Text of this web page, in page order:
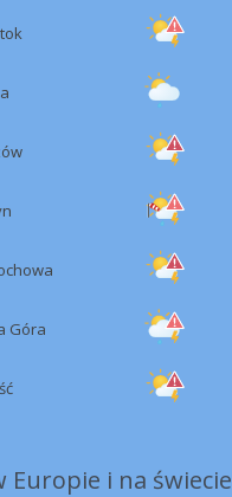
Góra
Europie i na świecie